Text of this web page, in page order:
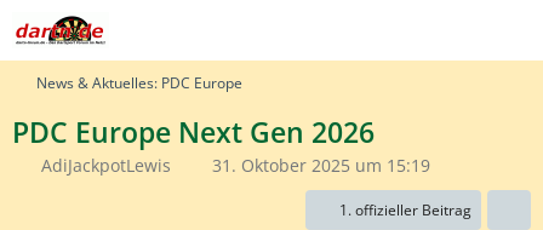
News & Aktuelles: PDC Europe
PDC Europe Next Gen 2026
AdiJackpotLewis 31. Oktober 2025 um 15:19
1. offizieller Beitrag